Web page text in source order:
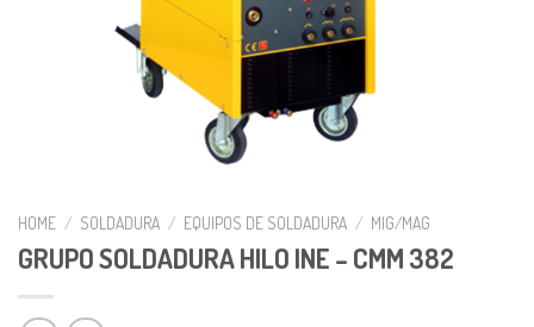
HOME / SOLDADURA / EQUIPOS DE SOLDADURA / MIG/MAG
GRUPO SOLDADURA HILO INE – CMM 382